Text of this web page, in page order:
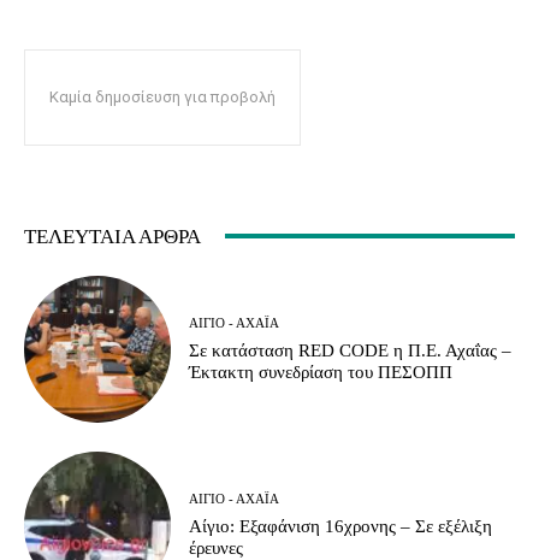
Καμία δημοσίευση για προβολή
ΤΕΛΕΥΤΑΊΑ ΆΡΘΡΑ
ΑΊΓΙΟ - ΑΧΑΪ́Α
Σε κατάσταση RED CODE η Π.Ε. Αχαΐας –
Έκτακτη συνεδρίαση του ΠΕΣΟΠΠ
ΑΊΓΙΟ - ΑΧΑΪ́Α
Αίγιο: Εξαφάνιση 16χρονης – Σε εξέλιξη
έρευνες